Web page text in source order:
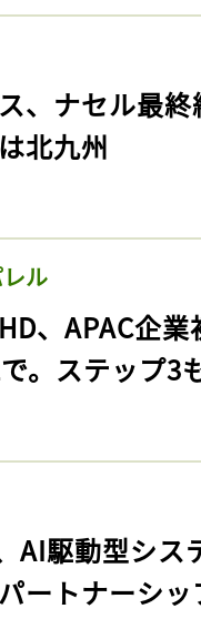
、ナセル最
北九州
ル
、APAC企
。ステップ3
AI駆動型シ
ートナーシ